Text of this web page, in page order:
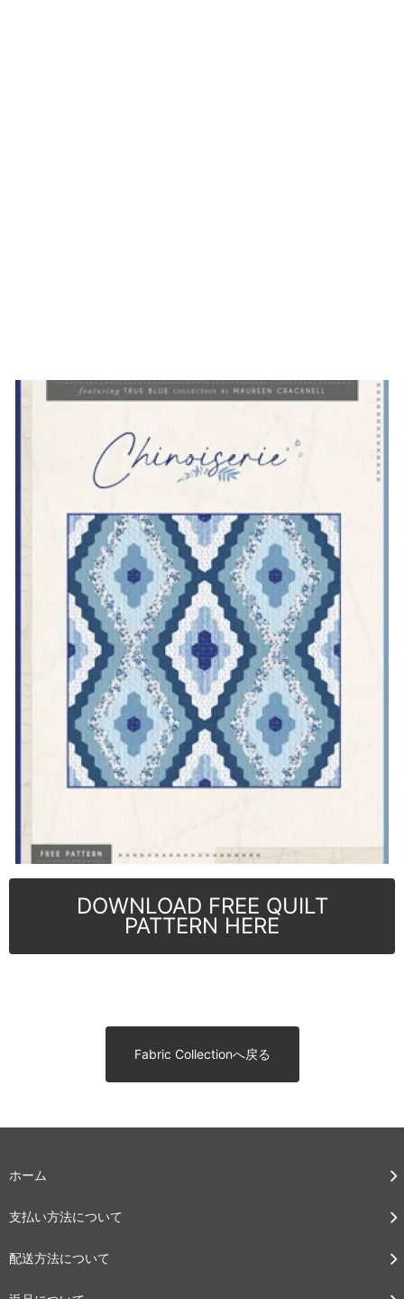
DOWNLOAD FREE QUILT
PATTERN HERE
Fabric Collectionへ戻る
ホーム
支払い方法について
配送方法について